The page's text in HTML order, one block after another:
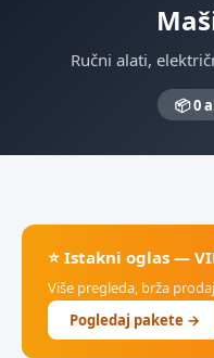
Ručni alati,
📦 0
⭐ Istakni oglas —
Više pregleda, brža
Pogledaj pakete →